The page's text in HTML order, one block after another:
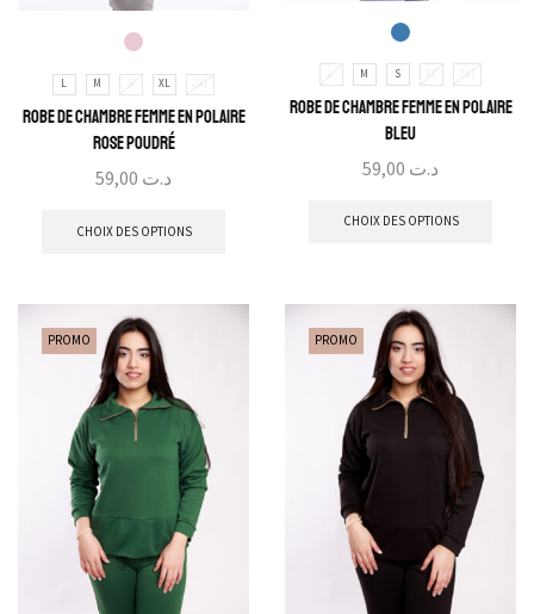
L M S XL 2XL
Robe de Chambre Femme En Polaire
Rose Poudré
د.ت
CHOIX DES OPTIONS
L M S XL 2XL
Robe de Chambre Femme En Polaire
Bleu
د.ت
CHOIX DES OPTIONS
PROMO PROMO